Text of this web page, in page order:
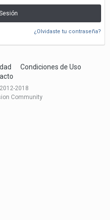
¿Olvidaste tu contraseña?
Condiciones de Uso
2018
Community